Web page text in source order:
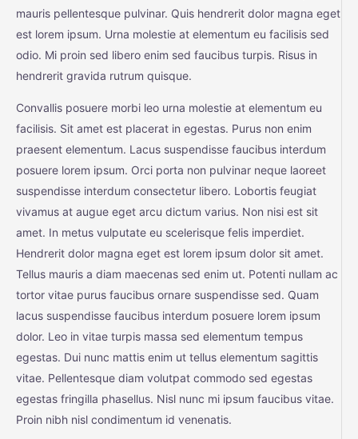
mauris pellentesque pulvinar. Quis hendrerit dolor magna eget
est lorem ipsum. Urna molestie at elementum eu facilisis sed
odio. Mi proin sed libero enim sed faucibus turpis. Risus in
hendrerit gravida rutrum quisque.
Convallis posuere morbi leo urna molestie at elementum eu
facilisis. Sit amet est placerat in egestas. Purus non enim
praesent elementum. Lacus suspendisse faucibus interdum
posuere lorem ipsum. Orci porta non pulvinar neque laoreet
suspendisse interdum consectetur libero. Lobortis feugiat
vivamus at augue eget arcu dictum varius. Non nisi est sit
amet. In metus vulputate eu scelerisque felis imperdiet.
Hendrerit dolor magna eget est lorem ipsum dolor sit amet.
Tellus mauris a diam maecenas sed enim ut. Potenti nullam ac
tortor vitae purus faucibus ornare suspendisse sed. Quam
lacus suspendisse faucibus interdum posuere lorem ipsum
dolor. Leo in vitae turpis massa sed elementum tempus
egestas. Dui nunc mattis enim ut tellus elementum sagittis
vitae. Pellentesque diam volutpat commodo sed egestas
egestas fringilla phasellus. Nisl nunc mi ipsum faucibus vitae.
Proin nibh nisl condimentum id venenatis.